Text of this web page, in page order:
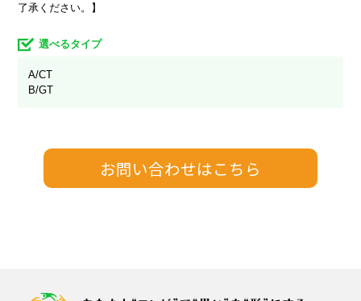
了承ください。】
選べるタイプ
A/CT
B/GT